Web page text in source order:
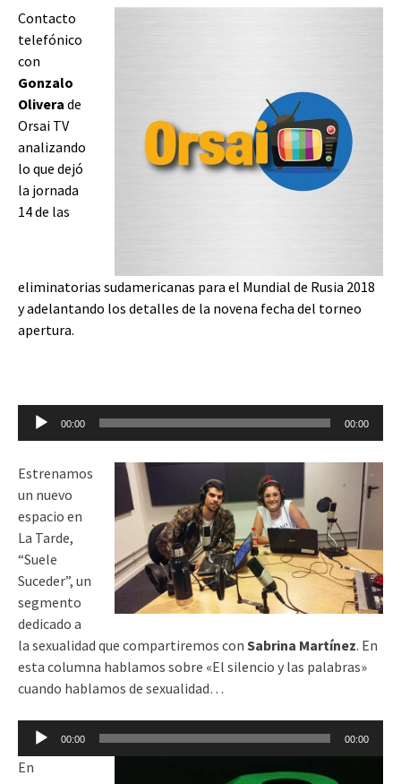
Contacto
telefónico
con
Gonzalo
Olivera de
Orsai TV
analizando
lo que dejó
la jornada
14 de las
eliminatorias sudamericanas para el Mundial de Rusia 2018
y adelantando los detalles de la novena fecha del torneo
apertura.
Reproductor
de
00:00 00:00
Estrenamos
un nuevo
espacio en
La Tarde,
“Suele
Suceder”, un
segmento
dedicado a
la sexualidad que compartiremos con Sabrina Martínez. En
esta columna hablamos sobre «El silencio y las palabras»
cuando hablamos de sexualidad…
Reproductor
de
audio
00:00 00:00
En